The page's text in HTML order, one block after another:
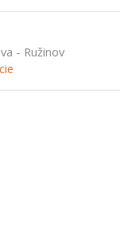
- Ružinov